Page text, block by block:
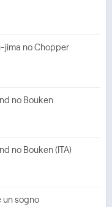
jima no Chopper
no Bouken
no Bouken (ITA)
un sogno